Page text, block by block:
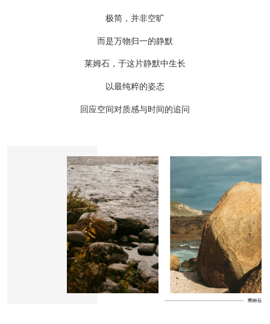
极简，并非空旷
而是万物归一的静默
莱姆石，于这片静默中生长
以最纯粹的姿态
回应空间对质感与时间的追问